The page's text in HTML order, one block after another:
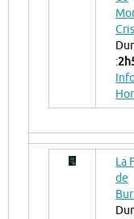
:
La
de